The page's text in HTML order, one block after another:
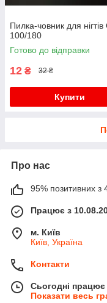
Пилка-човник для нігтів
100/180
Готово до відправки
12 ₴ 32 ₴
Купити
Про нас
95% позитивних з
Працює з
м. Київ
Київ, Україна
Контакти
Сьогодні
Показати весь